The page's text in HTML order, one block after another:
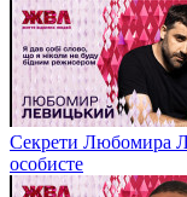
Секрети Любомира
особисте